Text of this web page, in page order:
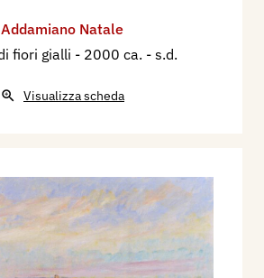
Addamiano Natale
fiori gialli - 2000 ca. - s.d.
Visualizza scheda